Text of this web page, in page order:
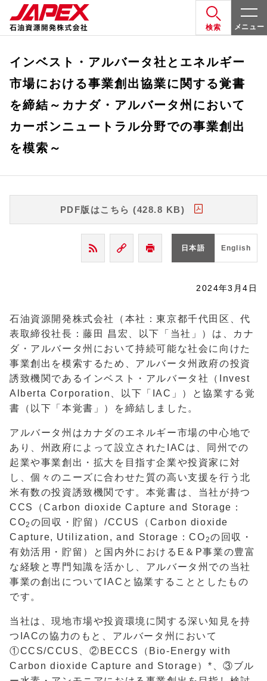
検索 メニュー
インベスト・アルバータ社とエネルギー
市場における事業創出協業に関する覚書
を締結～カナダ・アルバータ州において
カーボンニュートラル分野での事業創出
を模索～
PDF版はこちら (428.8 KB)
日本語 English
2024年3月4日
石油資源開発株式会社（本社：東京都千代田区、代
表取締役社長：藤田 昌宏、以下「当社」）は、カナ
ダ・アルバータ州において持続可能な社会に向けた
事業創出を模索するため、アルバータ州政府の投資
誘致機関であるインベスト・アルバータ社（
Invest
Alberta Corporation
、以下「 IAC 」）と協業する覚
書（以下「本覚書」）を締結しました。
アルバータ州はカナダのエネルギー市場の中心地で
あり、州政府によって設立された IAC は、同州での
起業や事業創出・拡大を目指す企業や投資家に対
し、個々のニーズに合わせた質の高い支援を行う北
米有数の投資誘致機関です。本覚書は、当社が持つ
CCS
（Carbon dioxide Capture and Storage ：
CO2 の回収・貯留）/CCUS （ Carbon dioxide
Capture, Utilization, and Storage ：CO2の回収・
有効活用・貯留）と国内外における E ＆ P事業の豊富
な経験と専門知識を活かし、アルバータ州での当社
事業の創出について IAC と協業することとしたもの
です。
当社は、現地市場や投資環境に関する深い知見を持
つ IACの協力のもと、アルバータ州において
①CCS/CCUS 、② BECCS （ Bio-Energy with
Carbon dioxide Capture and Storage）*、③ブル